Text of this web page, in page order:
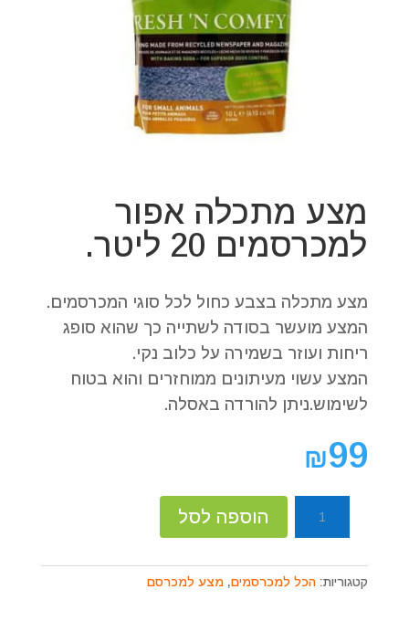
מצע מתכלה אפור
למכרסמים 20 ליטר.
מצע מתכלה בצבע כחול לכל סוגי המכרסמים.
המצע מועשר בסודה לשתייה כך שהוא סופג
ריחות ועוזר בשמירה על כלוב נקי.
המצע עשוי מעיתונים ממוחזרים והוא בטוח
לשימוש.ניתן להורדה באסלה.
₪99
מתכלה
הוספה לסל
קטגוריות: הכל למכרסמים, מצע למכרסם